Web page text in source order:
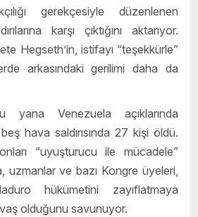
gerekçesiyle düzenlenen
karşı çıktığını aktarıyor.
Hegseth’in, istifayı “teşekkürle”
arkasındaki gerilimi daha da
yana Venezuela açıklarında
hava saldırısında 27 kişi öldü.
“uyuşturucu ile mücadele”
uzmanlar ve bazı Kongre üyeleri,
hükümetini zayıflatmaya
olduğunu savunuyor.